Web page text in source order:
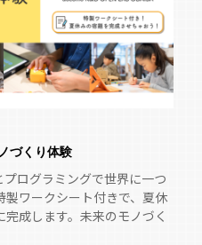
づくり体験
ログラミングで世界に一つ
ワークシート付きで、夏休
成します。未来のモノづく